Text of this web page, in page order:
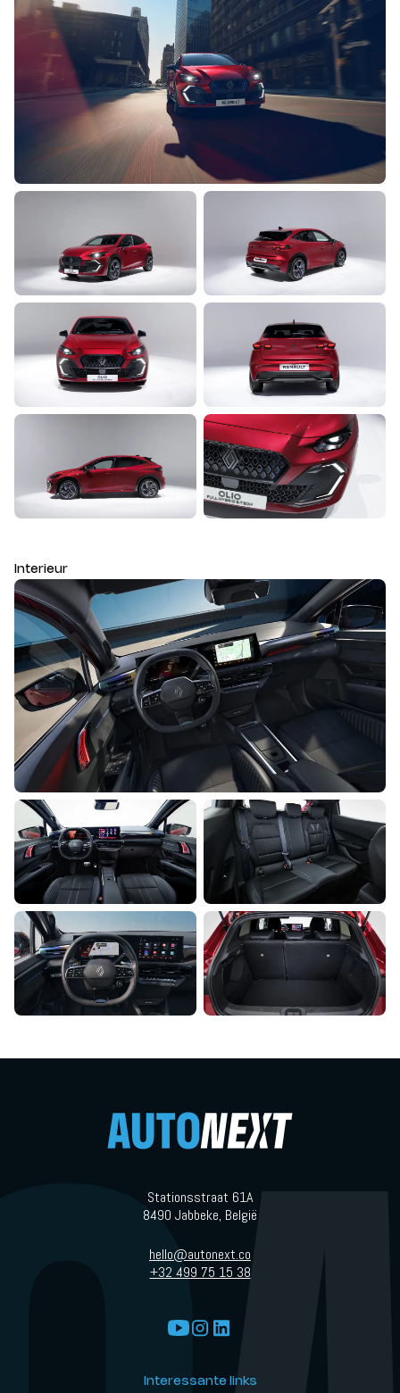
Interieur
Stationsstraat 61A
8490 Jabbeke, België
hello@autonext.co
+32 499 75 15 38
Interessante links